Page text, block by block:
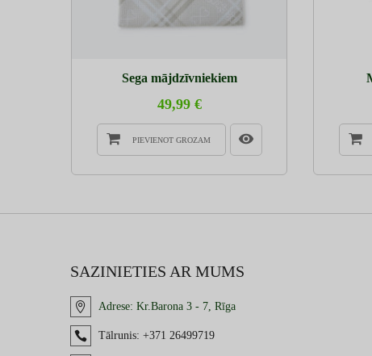
Sega mājdzīvniekiem
49,99 €
PIEVIENOT GROZAM
SAZINIETIES AR MUMS
Adrese: Kr.Barona 3 - 7, Rīga
Tālrunis: +371 26499719